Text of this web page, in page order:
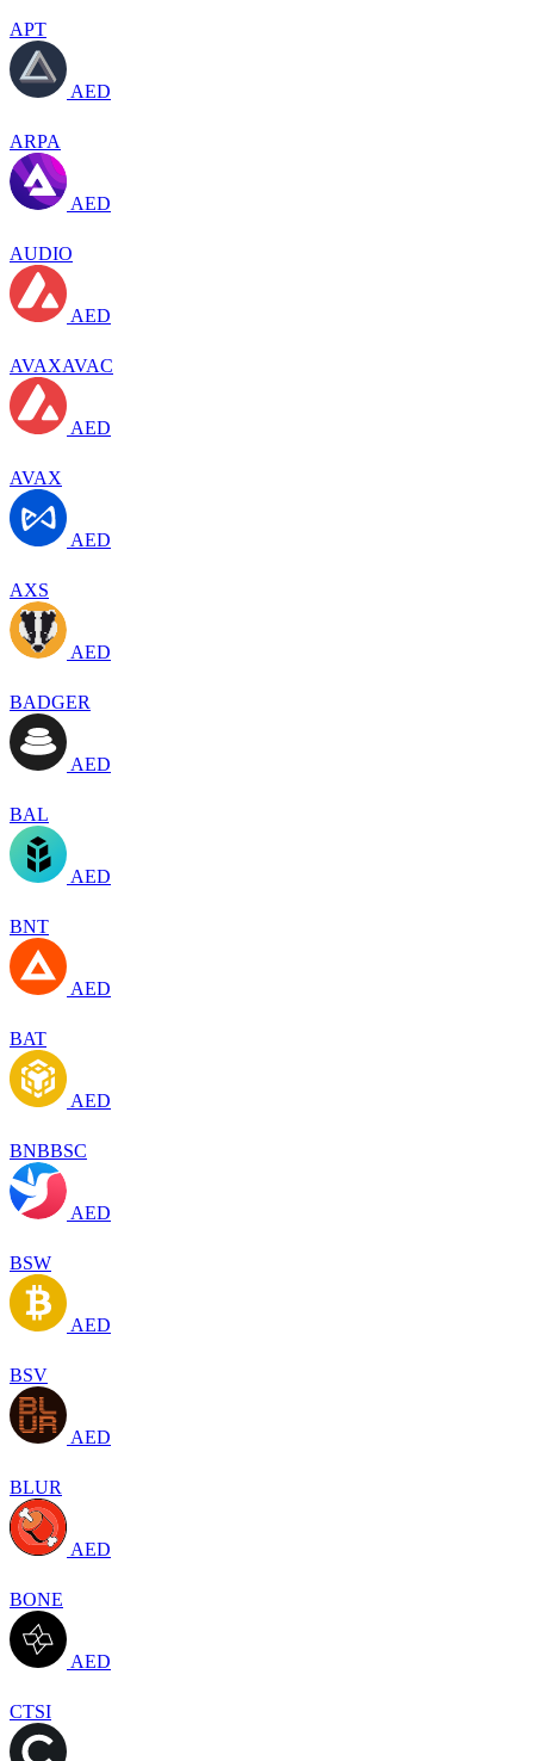
APT
AED
ARPA
AED
AUDIO
AED
AVAXAVAC
AED
AVAX
AED
AXS
AED
BADGER
AED
BAL
AED
BNT
AED
BAT
AED
BNBBSC
AED
BSW
AED
BSV
AED
BLUR
AED
BONE
AED
CTSI